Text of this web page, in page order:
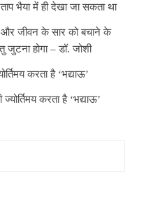
भैया में ही देखा जा सकता था
जीवन के सार को बचाने के
होगा – डॉ. जोशी
करता है ‘भद्याऊ’
करता है ‘भद्याऊ’